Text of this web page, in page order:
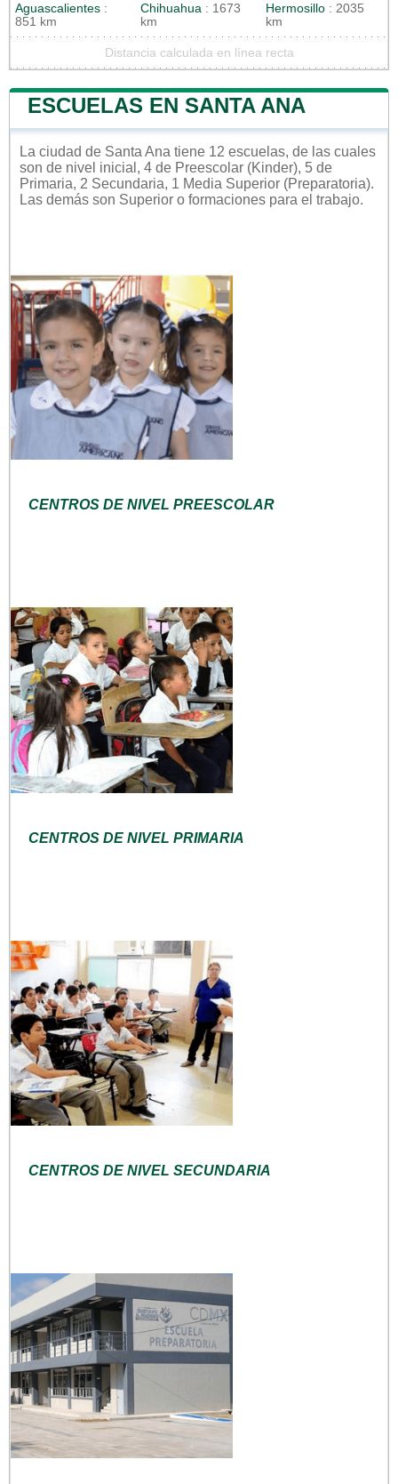
Aguascalientes :
851 km
Chihuahua : 1673
km
Hermosillo : 2035
km
Distancia calculada en línea recta
ESCUELAS EN SANTA ANA
La ciudad de Santa Ana tiene 12 escuelas, de las cuales
son de nivel inicial, 4 de Preescolar (Kinder), 5 de
Primaria, 2 Secundaria, 1 Media Superior (Preparatoria).
Las demás son Superior o formaciones para el trabajo.
CENTROS DE NIVEL PREESCOLAR
CENTROS DE NIVEL PRIMARIA
CENTROS DE NIVEL SECUNDARIA